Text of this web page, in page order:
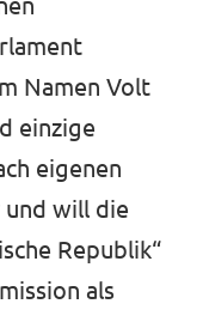
Namen Volt
einzige
eigenen
und will die
Republik“
als